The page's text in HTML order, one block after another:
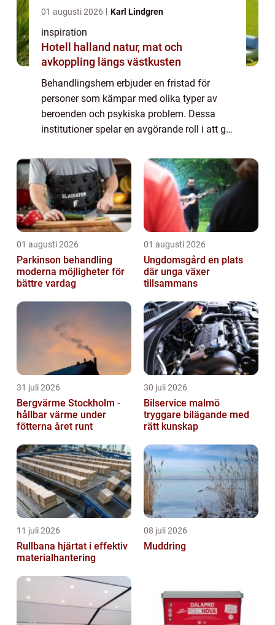
01 augusti 2026 Karl Lindgren
inspiration
Hotell halland natur, mat och
avkoppling längs västkusten
Behandlingshem erbjuder en fristad för
personer som kämpar med olika typer av
beroenden och psykiska problem. Dessa
institutioner spelar en avgörande roll i att ge
för att ...
01 augusti 2026
Parkinson behandling
moderna möjligheter för
bättre vardag
01 augusti 2026
Ungdomsgård en plats
där unga växer
tillsammans
31 juli 2026
Bergvärme Stockholm -
hållbar värme under
fötterna året runt
30 juli 2026
Bilservice malmö
tryggare bilägande med
rätt kunskap
11 juli 2026
Rullbana hjärtat i effektiv
materialhantering
08 juli 2026
Muddring